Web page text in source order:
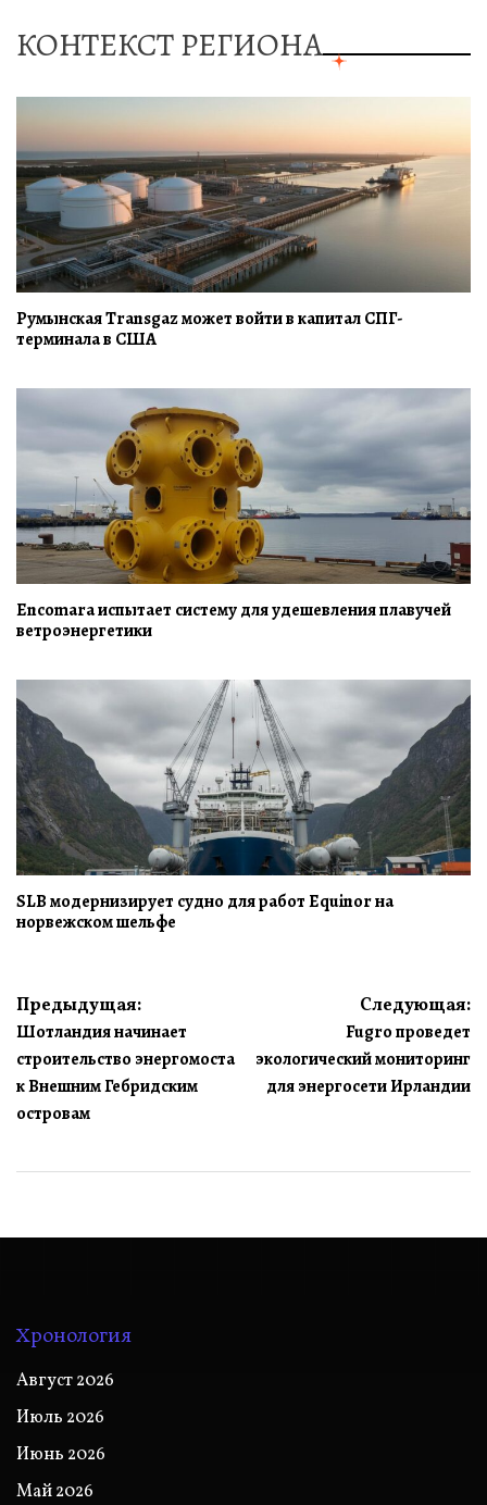
КОНТЕКСТ РЕГИОНА
Румынская Transgaz может войти в капитал СПГ-
терминала в США
Encomara испытает систему для удешевления плавучей
ветроэнергетики
SLB модернизирует судно для работ Equinor на
норвежском шельфе
Навигация
по
записям
Предыдущая:
Шотландия начинает
строительство энергомоста
к Внешним Гебридским
островам
Следующая:
Fugro проведет
экологический мониторинг
для энергосети Ирландии
Хронология
Август 2026
Июль 2026
Июнь 2026
Май 2026